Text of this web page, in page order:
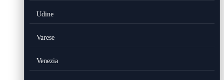
Udine
Varese
Venezia